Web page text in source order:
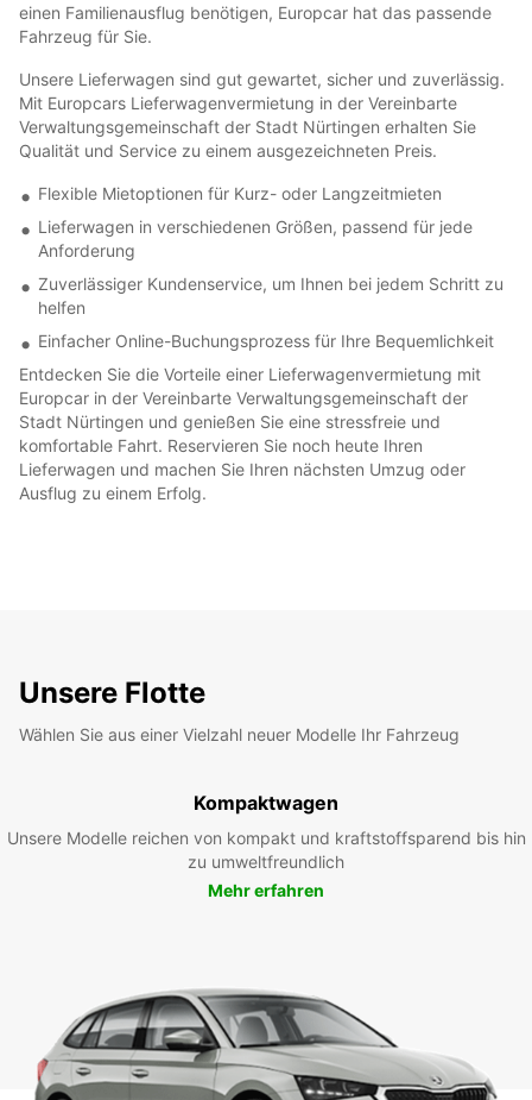
einen Familienausflug benötigen, Europcar hat das passende
Fahrzeug für Sie.
Unsere Lieferwagen sind gut gewartet, sicher und zuverlässig.
Mit Europcars Lieferwagenvermietung in der Vereinbarte
Verwaltungsgemeinschaft der Stadt Nürtingen erhalten Sie
Qualität und Service zu einem ausgezeichneten Preis.
Flexible Mietoptionen für Kurz- oder Langzeitmieten
Lieferwagen in verschiedenen Größen, passend für jede
Anforderung
Zuverlässiger Kundenservice, um Ihnen bei jedem Schritt zu
helfen
Einfacher Online-Buchungsprozess für Ihre Bequemlichkeit
Entdecken Sie die Vorteile einer Lieferwagenvermietung mit
Europcar in der Vereinbarte Verwaltungsgemeinschaft der
Stadt Nürtingen und genießen Sie eine stressfreie und
komfortable Fahrt. Reservieren Sie noch heute Ihren
Lieferwagen und machen Sie Ihren nächsten Umzug oder
Ausflug zu einem Erfolg.
Unsere Flotte
Wählen Sie aus einer Vielzahl neuer Modelle Ihr Fahrzeug
Kompaktwagen
Unsere Modelle reichen von kompakt und kraftstoffsparend bis hin
zu umweltfreundlich
Mehr erfahren